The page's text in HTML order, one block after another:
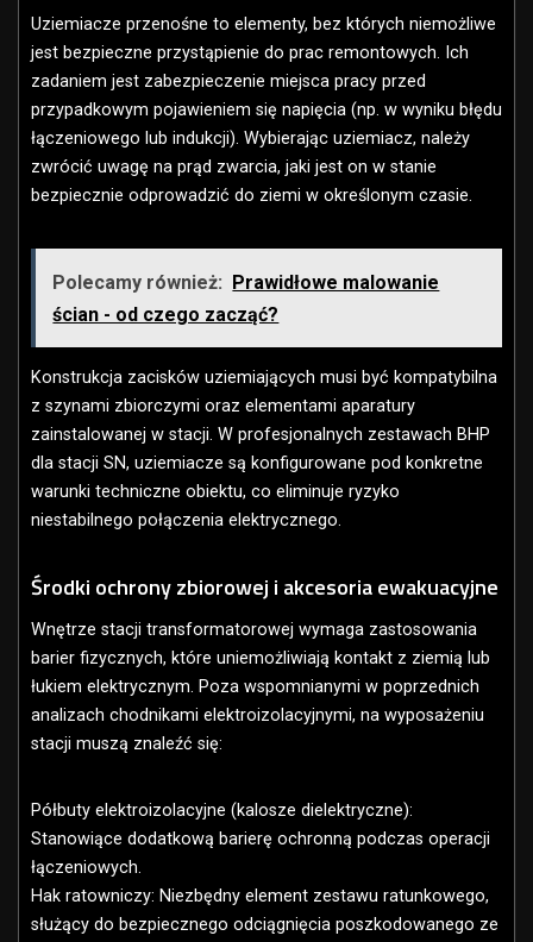
Uziemiacze przenośne to elementy, bez których niemożliwe
jest bezpieczne przystąpienie do prac remontowych. Ich
zadaniem jest zabezpieczenie miejsca pracy przed
przypadkowym pojawieniem się napięcia (np. w wyniku błędu
łączeniowego lub indukcji). Wybierając uziemiacz, należy
zwrócić uwagę na prąd zwarcia, jaki jest on w stanie
bezpiecznie odprowadzić do ziemi w określonym czasie.
Polecamy również: Prawidłowe malowanie
ścian - od czego zacząć?
Konstrukcja zacisków uziemiających musi być kompatybilna
z szynami zbiorczymi oraz elementami aparatury
zainstalowanej w stacji. W profesjonalnych zestawach BHP
dla stacji SN, uziemiacze są konfigurowane pod konkretne
warunki techniczne obiektu, co eliminuje ryzyko
niestabilnego połączenia elektrycznego.
Środki ochrony zbiorowej i akcesoria ewakuacyjne
Wnętrze stacji transformatorowej wymaga zastosowania
barier fizycznych, które uniemożliwiają kontakt z ziemią lub
łukiem elektrycznym. Poza wspomnianymi w poprzednich
analizach chodnikami elektroizolacyjnymi, na wyposażeniu
stacji muszą znaleźć się:
Półbuty elektroizolacyjne (kalosze dielektryczne):
Stanowiące dodatkową barierę ochronną podczas operacji
łączeniowych.
Hak ratowniczy: Niezbędny element zestawu ratunkowego,
służący do bezpiecznego odciągnięcia poszkodowanego ze